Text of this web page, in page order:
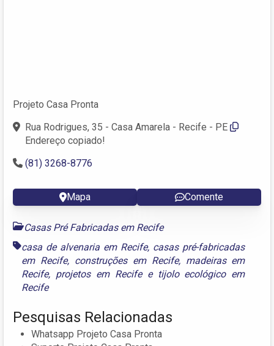
Projeto Casa Pronta
Rua Rodrigues, 35 - Casa Amarela - Recife - PE
Endereço copiado!
(81) 3268-8776
Mapa Comente
Casas Pré Fabricadas em Recife
casa de alvenaria em Recife, casas pré-fabricadas
em Recife, construções em Recife, madeiras em
Recife, projetos em Recifee tijolo ecológico em
Recife
Pesquisas Relacionadas
Whatsapp Projeto Casa Pronta